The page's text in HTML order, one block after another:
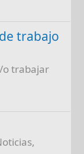
trabajo
o trabajar